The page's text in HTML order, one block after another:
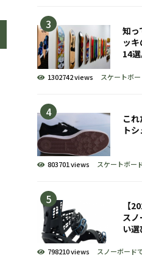
知っ
ッ
14選
1302742 views スケートボ
こ
ト
803701 views スケートボー
【
ス
い
798210 views スノーボード